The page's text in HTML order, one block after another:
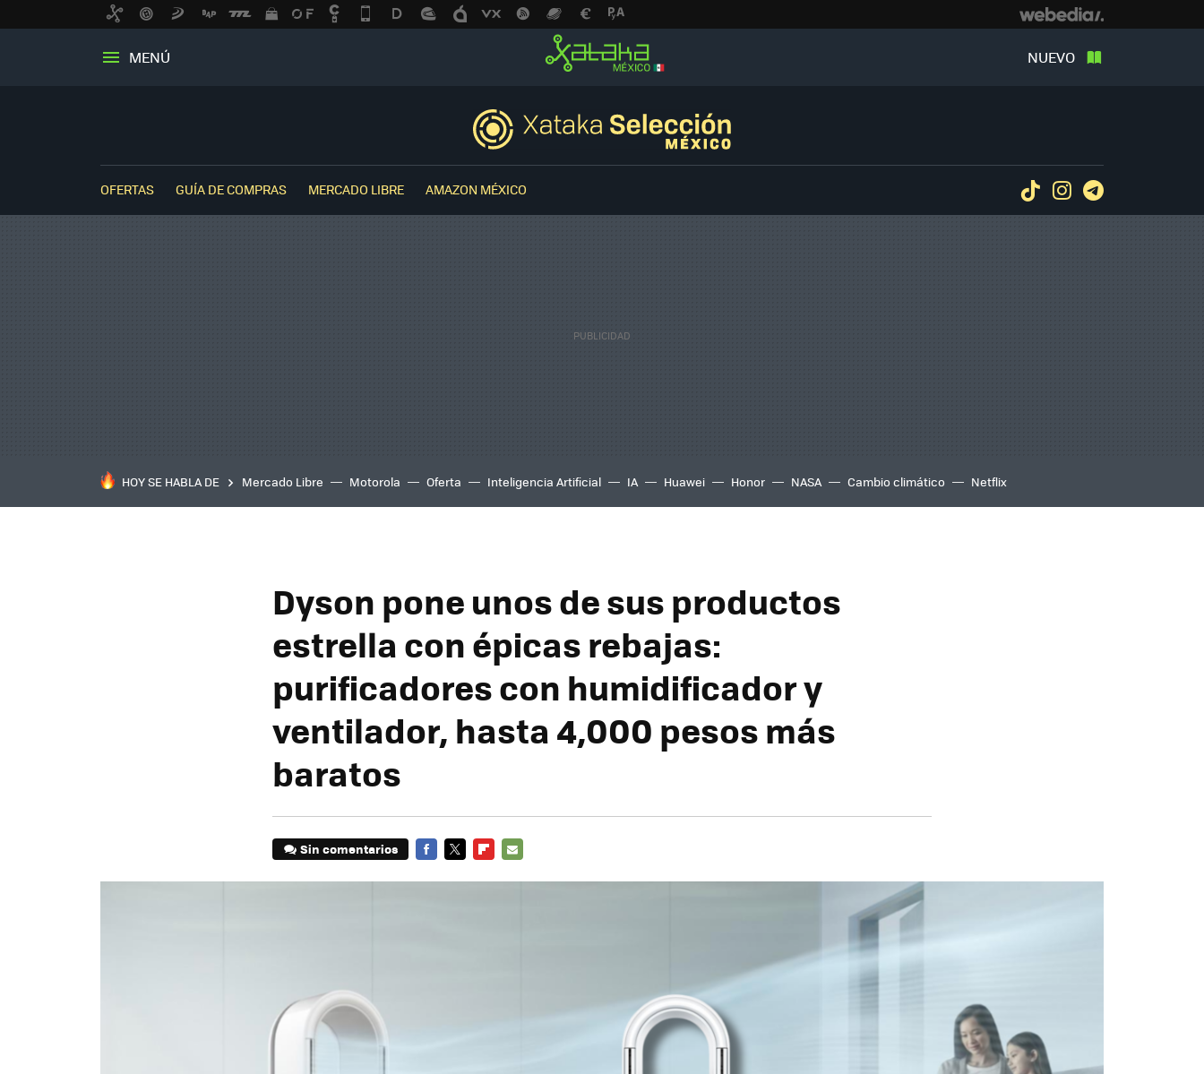
MENÚ NUEVO
OFERTAS GUÍA DE COMPRAS MERCADO LIBRE AMAZON MÉXICO TiktokInstagram
HOY SE HABLA DE Mercado Libre Motorola Oferta Inteligencia Artificial IA Huawei Honor NASA Cambio climático Netflix
Dyson pone unos de sus productos
estrella con épicas rebajas:
purificadores con humidificador y
ventilador, hasta 4,000 pesos más
baratos
Sin comentarios